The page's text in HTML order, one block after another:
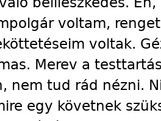
voltam,
voltak.
Merev a
nem tud rád nézni.
egy követnek